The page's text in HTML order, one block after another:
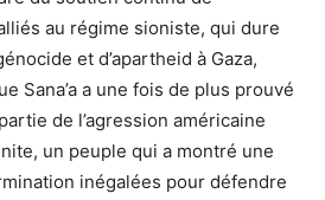
au régime sioniste, qui dure
et d’apartheid à Gaza,
Sana’a a une fois de plus prouvé
de l’agression américaine
un peuple qui a montré une
inégalées pour défendre